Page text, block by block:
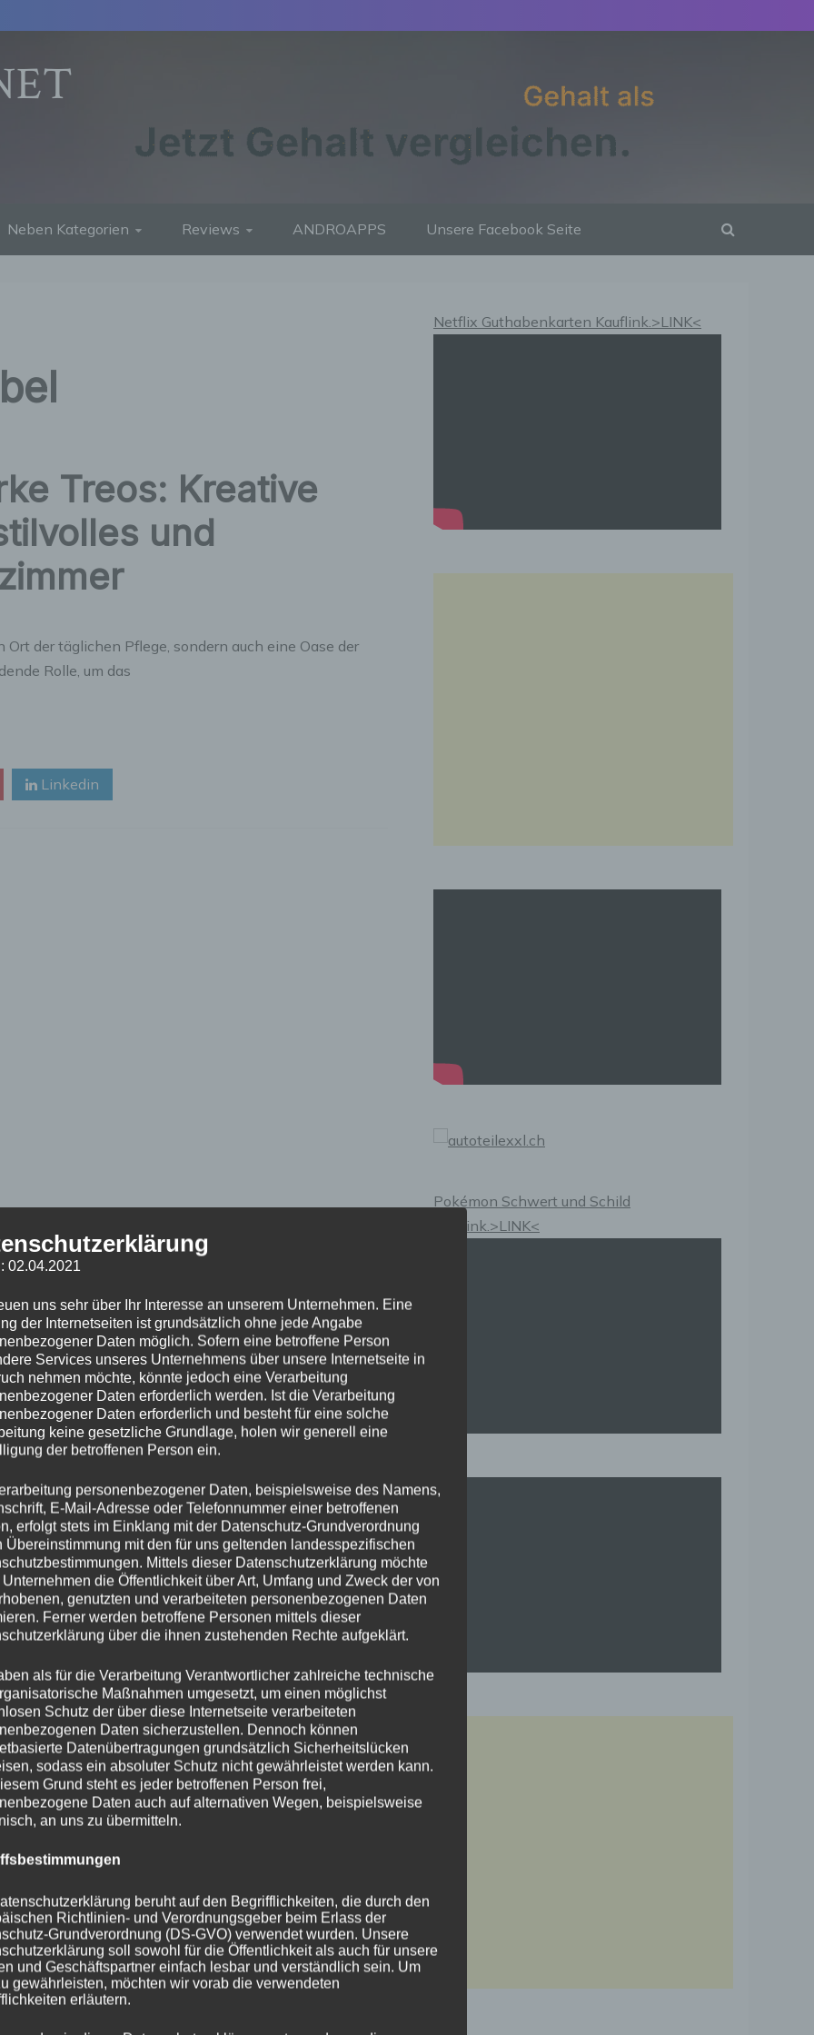
Neben Kategorien Reviews ANDROAPPS Unsere Facebook Seite
Treos: Kreative
und
der täglichen Pflege, sondern auch eine Oase der
Rolle, um das
Linkedin
Netflix Guthabenkarten Kauflink.>LINK<
Pokémon Schwert und Schild
Kauflink.>LINK<
02.04.2021
uns sehr über Ihr Interesse an unserem Unternehmen. Eine
der Internetseiten ist grundsätzlich ohne jede Angabe
Daten möglich. Sofern eine betroffene Person
Services unseres Unternehmens über unsere Internetseite in
nehmen möchte, könnte jedoch eine Verarbeitung
Daten erforderlich werden. Ist die Verarbeitung
Daten erforderlich und besteht für eine solche
keine gesetzliche Grundlage, holen wir generell eine
der betroffenen Person ein.
personenbezogener Daten, beispielsweise des Namens,
E-Mail-Adresse oder Telefonnummer einer betroffenen
erfolgt stets im Einklang mit der Datenschutz-Grundverordnung
Übereinstimmung mit den für uns geltenden landesspezifischen
Mittels dieser Datenschutzerklärung möchte
Unternehmen die Öffentlichkeit über Art, Umfang und Zweck der von
genutzten und verarbeiteten personenbezogenen Daten
Ferner werden betroffene Personen mittels dieser
über die ihnen zustehenden Rechte aufgeklärt.
als für die Verarbeitung Verantwortlicher zahlreiche technische
Maßnahmen umgesetzt, um einen möglichst
Schutz der über diese Internetseite verarbeiteten
Daten sicherzustellen. Dennoch können
Datenübertragungen grundsätzlich Sicherheitslücken
sodass ein absoluter Schutz nicht gewährleistet werden kann.
Grund steht es jeder betroffenen Person frei,
Daten auch auf alternativen Wegen, beispielsweise
an uns zu übermitteln.
beruht auf den Begrifflichkeiten, die durch den
Richtlinien- und Verordnungsgeber beim Erlass der
Grundverordnung (DS-GVO) verwendet wurden. Unsere
soll sowohl für die Öffentlichkeit als auch für unsere
und Geschäftspartner einfach lesbar und verständlich sein. Um
gewährleisten, möchten wir vorab die verwendeten
erläutern.